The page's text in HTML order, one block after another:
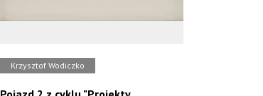
Krzysztof Wodiczko